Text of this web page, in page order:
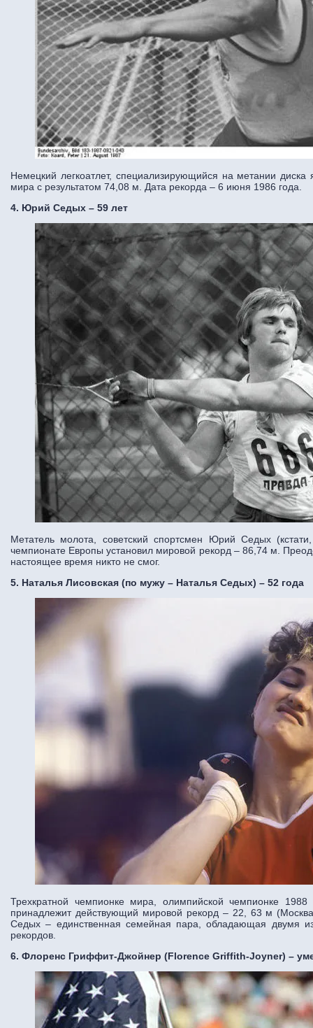
Немецкий легкоатлет, специализирующийся на метании
мира с результатом 74,08 м. Дата рекорда – 6 июня 1986 года.
4. Юрий Седых – 59 лет
Метатель молота, советский спортсмен Юрий Седых
чемпионате Европы установил мировой рекорд – 86,74 м.
настоящее время никто не смог.
5. Наталья Лисовская (по мужу – Наталья Седых) – 52 года
Трехкратной чемпионке мира, олимпийской чемпионке
принадлежит действующий мировой рекорд – 22, 63 м
Седых – единственная семейная пара, обладающая двумя из
рекордов.
6. Флоренс Гриффит-Джойнер (Florence Griffith-Joyner) –